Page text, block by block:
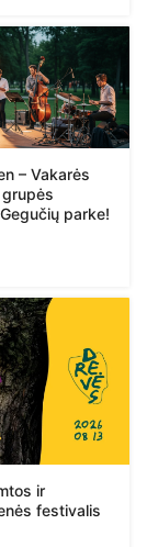
– Vakarės
parke!
ir
festivalis